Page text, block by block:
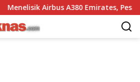
Airbus A380 Emirates, Pesawat